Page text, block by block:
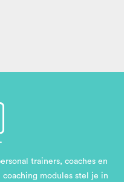
trainers, coaches en
modules stel je in